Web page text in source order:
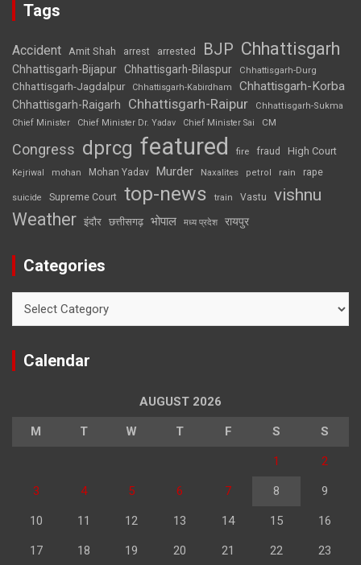
Tags
Accident Amit Shah arrest arrested BJP Chhattisgarh
Chhattisgarh-Bijapur Chhattisgarh-Bilaspur Chhattisgarh-Durg
Chhattisgarh-Jagdalpur Chhattisgarh-Kabirdham Chhattisgarh-Korba
Chhattisgarh-Raigarh Chhattisgarh-Raipur
Chhattisgarh-Sukma
Chief Minister
Chief Minister Dr. Yadav Chief Minister Sai CM
Congress dprcg featured fire fraud High Court
Kejriwal mohan Mohan Yadav Murder Naxalites petrol rain rape
suicide Supreme Court top-news train Vastu vishnu
Weather इंदौर छत्तीसगढ़ भोपाल मध्य प्रदेश रायपुर
Categories
Calendar
AUGUST 2026
M T W T F S S
1 2
3 4 5 6 7 8 9
10 11 12 13 14 15 16
17 18 19 20 21 22 23